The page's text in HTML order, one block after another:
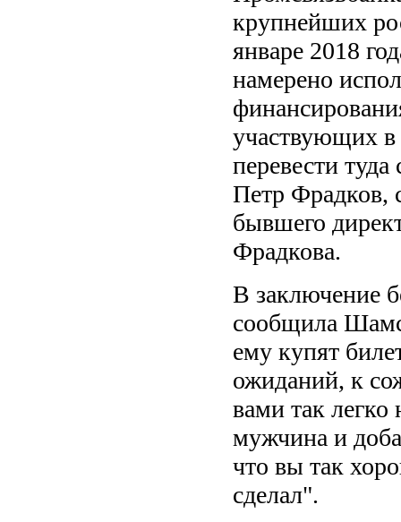
крупнейших
январе 2018
намерено
участвующих в
перевести
Петр Фрадков,
бывшего
Фрадкова.
В заключение
сообщила
ему купят
ожиданий, к
вами так легко
мужчина и
что вы так
сделал".